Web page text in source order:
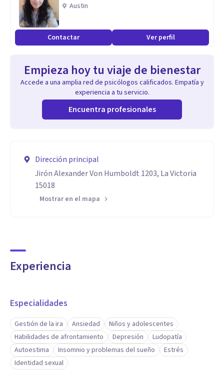
Austin
Contactar Ver perfil
Empieza hoy tu viaje de bienestar
Accede a una amplia red de psicólogos calificados. Empatía y
experiencia a tu servicio.
Encuentra profesionales
Dirección principal
Jirón Alexander Von Humboldt 1203, La Victoria
15018
Mostrar en el mapa
Experiencia
Especialidades
Gestión de la ira Ansiedad
Niños y adolescentes
Habilidades de afrontamiento
Depresión
Ludopatía
Autoestima
Insomnio y problemas del sueño
Estrés
Identidad sexual